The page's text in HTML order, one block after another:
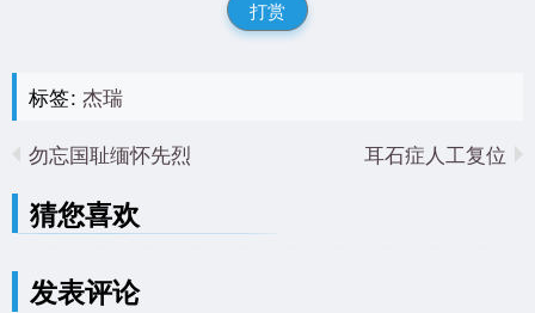
打赏
标签: 杰瑞
勿忘国耻缅怀先烈
耳石症人工复位
猜您喜欢
发表评论